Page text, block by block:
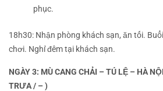
phục.
18h30: Nhận phòng khách sạn, ăn tối.
chơi. Nghỉ đêm tại khách sạn.
NGÀY 3: MÙ CANG CHẢI – TÚ LỆ – HÀ NỘI
TRƯA / – )